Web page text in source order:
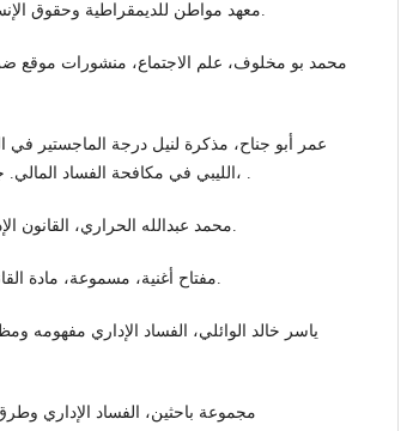
معهد مواطن للديمقراطية وحقوق الإنسان في جامعة بيروت، سنة 2021م.
الليبي في مكافحة الفساد المالي. جامعة الشرق الأوسط، سنة 2020م، .
- محمد عبدالله الحراري، القانون الإداري الليبي، ج1 – ط1 – طرابلس.
- مفتاح أغنية، مسموعة، مادة القانون الإداري، سنة 2020م، ب – ت.